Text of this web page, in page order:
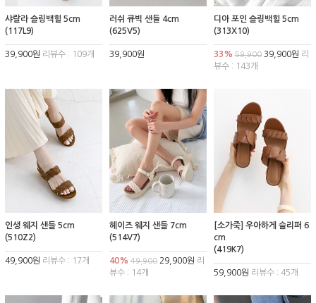
샤랄라 슬링백힐 5cm
(117L9)
39,900원 리뷰수 : 109개
러쉬 큐빅 샌들 4cm
(625V5)
39,900원
디아 포인 슬링백힐 5cm
(313X10)
33% 59,90039,900원 리
뷰수 : 143개
인생 웨지 샌들 5cm
(510Z2)
49,900원 리뷰수 : 17개
헤이즈 웨지 샌들 7cm
(514V7)
40% 49,90029,900원 리
뷰수 : 14개
[소가죽] 우아하게 슬리퍼 6
cm
(419K7)
59,900원 리뷰수 : 45개